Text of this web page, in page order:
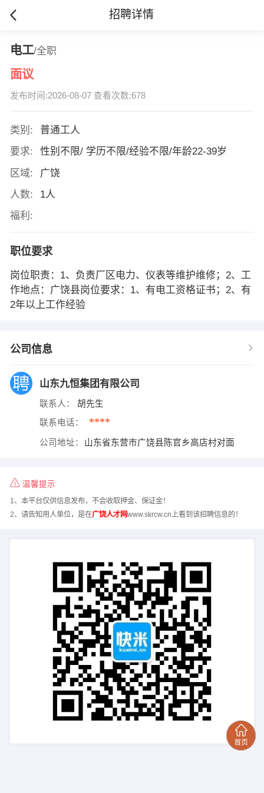
招聘详情
电工/全职
面议
发布时间:2026-08-07 查看次数:678
类别:
普通工人
要求:
性别不限/ 学历不限/经验不限/年龄22-39岁
区域:
广饶
人数:
1人
福利:
职位要求
岗位职责：1、负责厂区电力、仪表等维护维修；2、工
作地点：广饶县岗位要求：1、有电工资格证书；2、有
2年以上工作经验
公司信息
山东九恒集团有限公司
联系人： 胡先生
联系电话： ****
公司地址： 山东省东营市广饶县陈官乡高店村对面
温馨提示
1、本平台仅供信息发布，不会收取押金、保证金！
2、请告知用人单位，是在广饶人才网www.skrcw.cn上看到该招聘信息的！